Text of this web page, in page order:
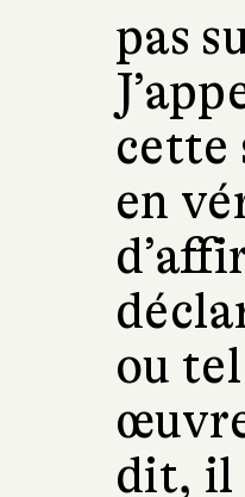
pas
cette
en
ou
dit, il